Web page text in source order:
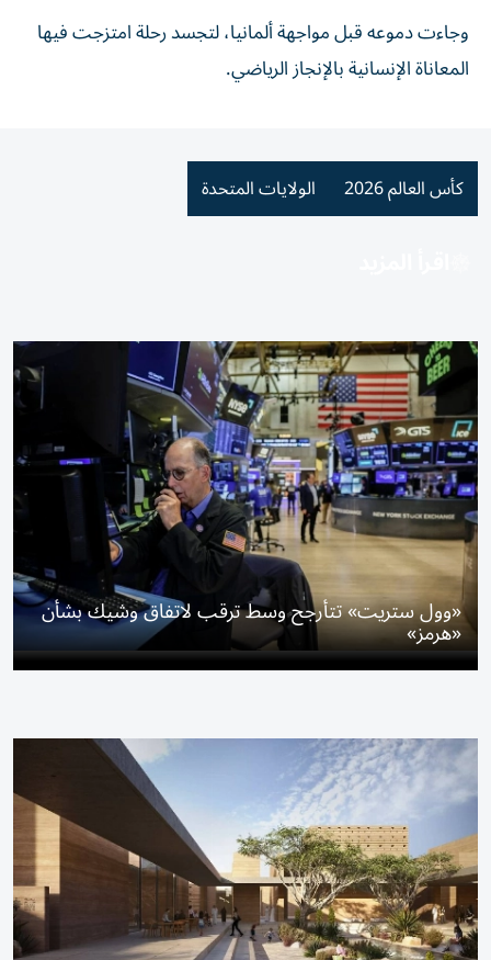
وجاءت دموعه قبل مواجهة ألمانيا، لتجسد رحلة امتزجت فيها
المعاناة الإنسانية بالإنجاز الرياضي.
كأس العالم 2026 الولايات المتحدة
«وول ستريت» تتأرجح وسط ترقب لاتفاق وشيك بشأن
«هرمز»